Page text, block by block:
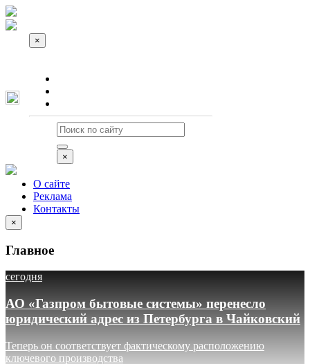
×
×
О сайте
Реклама
Контакты
×
Главное
сегодня
АО «Газпром бытовые системы» перенесло
юридический адрес из Петербурга в Чайковский
Теперь он соответствует фактическому расположению
ключевого производства